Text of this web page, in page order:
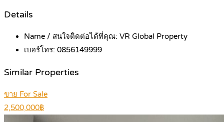
Details
Name / สนใจติดต่อได้ที่คุณ: VR Global Property
เบอร์โทร: 0856149999
Similar Properties
ขาย For Sale
2,500,000฿